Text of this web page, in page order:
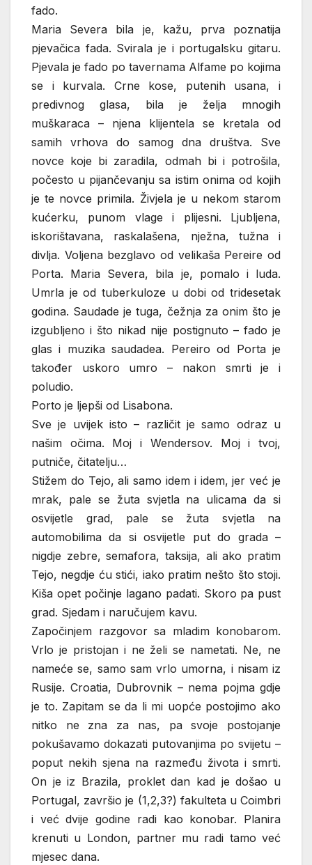
fado.
Maria Severa bila je, kažu, prva poznatija
pjevačica fada. Svirala je i portugalsku gitaru.
Pjevala je fado po tavernama Alfame po kojima
se i kurvala. Crne kose, putenih usana, i
predivnog glasa, bila je želja mnogih
muškaraca – njena klijentela se kretala od
samih vrhova do samog dna društva. Sve
novce koje bi zaradila, odmah bi i potrošila,
počesto u pijančevanju sa istim onima od kojih
je te novce primila. Živjela je u nekom starom
kućerku, punom vlage i plijesni. Ljubljena,
iskorištavana, raskalašena, nježna, tužna i
divlja. Voljena bezglavo od velikaša Pereire od
Porta. Maria Severa, bila je, pomalo i luda.
Umrla je od tuberkuloze u dobi od tridesetak
godina. Saudade je tuga, čežnja za onim što je
izgubljeno i što nikad nije postignuto – fado je
glas i muzika saudadea. Pereiro od Porta je
također uskoro umro – nakon smrti je i
poludio.
Porto je ljepši od Lisabona.
Sve je uvijek isto – različit je samo odraz u
našim očima. Moj i Wendersov. Moj i tvoj,
putniče, čitatelju…
Stižem do Tejo, ali samo idem i idem, jer već je
mrak, pale se žuta svjetla na ulicama da si
osvijetle grad, pale se žuta svjetla na
automobilima da si osvijetle put do grada –
nigdje zebre, semafora, taksija, ali ako pratim
Tejo, negdje ću stići, iako pratim nešto što stoji.
Kiša opet počinje lagano padati. Skoro pa pust
grad. Sjedam i naručujem kavu.
Započinjem razgovor sa mladim konobarom.
Vrlo je pristojan i ne želi se nametati. Ne, ne
nameće se, samo sam vrlo umorna, i nisam iz
Rusije. Croatia, Dubrovnik – nema pojma gdje
je to. Zapitam se da li mi uopće postojimo ako
nitko ne zna za nas, pa svoje postojanje
pokušavamo dokazati putovanjima po svijetu –
poput nekih sjena na razmeđu života i smrti.
On je iz Brazila, proklet dan kad je došao u
Portugal, završio je (1,2,3?) fakulteta u Coimbri
i već dvije godine radi kao konobar. Planira
krenuti u London, partner mu radi tamo već
mjesec dana.